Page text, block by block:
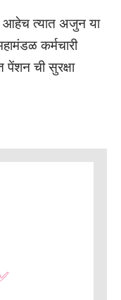
आहेच त्यात अजुन या
कर्मचारी
पेंशन ची सुरक्षा